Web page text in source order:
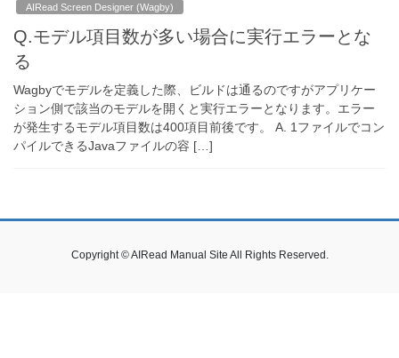
AIRead Screen Designer (Wagby)
Q.モデル項目数が多い場合に実行エラーとな
る
Wagbyでモデルを定義した際、ビルドは通るのですがアプリケー
ション側で該当のモデルを開くと実行エラーとなります。エラー
が発生するモデル項目数は400項目前後です。 A. 1ファイルでコン
パイルできるJavaファイルの容 […]
Copyright © AIRead Manual Site All Rights Reserved.